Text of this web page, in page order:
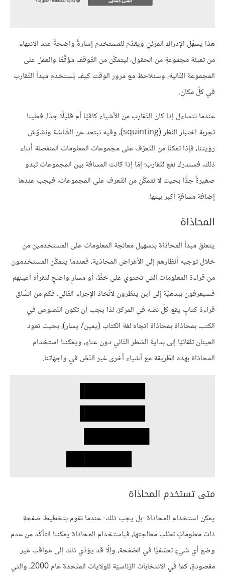
هذا يسهّل الإدراك المرئيّ ويقدّم للمستخدم إشارةً واضحةً عند الانتهاء
من تعبئة مجموعةٍ من الحقول، ليتمكّن من التّوقف مؤقّتًا والعمل على
المجموعة التّالية، وسنلاحظ مع مرور الوقت كيف يُستخدم مبدأ التّقارب
في كلّ مكانٍ.
عندما نتساءل إذا كان التّقارب من الأشياء كافيًا أم قليلًا جدًا، فعلينا
تجربة اختبار النّظر (squinting)، وفيه نبتعد عن الشّاشة ونشوّش
رؤيتنا، فإذا تمكنّا من التّعرّف على مجموعات المعلومات المنفصلة أثناء
ذلك، فسندرك نفع لتّقارب؛ إمّا إذا كانت المسافة بين المجموعات تبدو
صغيرةً جدًّا بحيث لا نتمكّن من التّعرف على المجموعات، فيجب عندها
إضافة مسافةٍ أكبر بينها.
المحاذاة
يتعلق مبدأ المحاذاة بتسهيل معالجة المعلومات على المستخدمين من
خلال توجيه أنظارهم إلى الأغراض المحاذية، فعندما يتمكّن المستخدمون
من قراءة المعلومات التي تحتوي على خطٍّ، أو مسارٍ واضحٍ لتقرأه أعينهم
فسيعرفون ببدهيٍّة إلى أين ينظرون لاتّخاذ الإجراء التّالي، فكم من الشّاق
قراءة كتابٍ يقع كلّ نصّه في المركز، لذا يجب أن تكون النّصوص في
الكتب بمحاذاة بمحاذاة اتجاه لغة الكتاب (يمين/ يسار)، بحيث تعود
العينان تلقائيًا إلى بداية السّطر التّالي دون عناءٍ، ويمكننا استخدام
المحاذاة بهذه الطّريقة مع أشياء أخرى غير النّصّ في واجهاتنا.
متى تستخدم المحاذاة
يمكن استخدام المحاذاة -بل يجب ذلك- عندما نقوم بتخطيط صفحةٍ
ذات معلوماتٍ تطلب معالجتها، فباستخدام المحاذاة يمكننا التأكّد من عدم
وضع أي شيءٍ تعسّفيًّا في الصّفحة، وإلّا قد يؤدّي ذلك إلى عواقب غير
مقصودةٍ، كما في الانتخابات الرّئاسيّة للولايات المتّحدة عام 2000، والتي